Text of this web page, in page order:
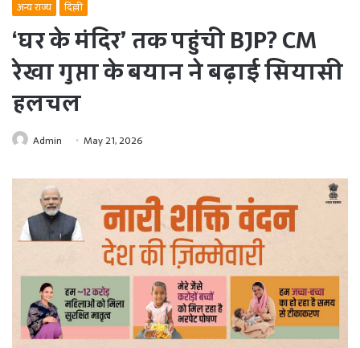
अन्य राज्य दिल्ली
‘घर के मंदिर’ तक पहुंची BJP? CM
रेखा गुप्ता के बयान ने बढ़ाई सियासी
हलचल
Admin May 21, 2026